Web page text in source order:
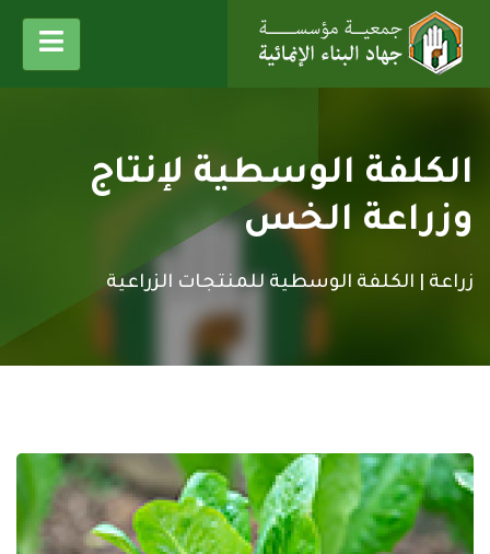
الكلفة الوسطية لإنتاج
وزراعة الخس
زراعة | الكلفة الوسطية للمنتجات الزراعية